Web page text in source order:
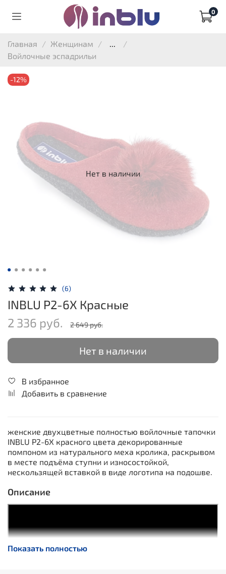
0
Главная Женщинам
...
Войлочные эспадрильи
Нет в наличии
-12%
(6)
INBLU P2-6X Красные
2 336 руб.
2 649 руб.
Нет в наличии
В избранное
Добавить в сравнение
женские двухцветные полностью войлочные тапочки
INBLU P2-6X красного цвета декорированные
помпоном из натурального меха кролика, раскрывом
в месте подъёма ступни и износостойкой,
нескользящей вставкой в виде логотипа на подошве.
Описание
Показать полностью